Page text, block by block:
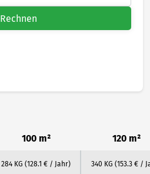
Rechnen
100 m² 120 m²
284 KG (128.1 € / Jahr) 340 KG (153.3 € /